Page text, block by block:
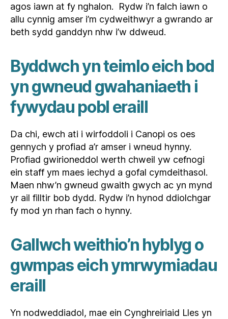
agos iawn at fy nghalon. Rydw i’n falch iawn o
allu cynnig amser i’m cydweithwyr a gwrando ar
beth sydd ganddyn nhw i’w ddweud.
Byddwch yn teimlo eich bod
yn gwneud gwahaniaeth i
fywydau pobl eraill
Da chi, ewch ati i wirfoddoli i Canopi os oes
gennych y profiad a’r amser i wneud hynny.
Profiad gwirioneddol werth chweil yw cefnogi
ein staff ym maes iechyd a gofal cymdeithasol.
Maen nhw’n gwneud gwaith gwych ac yn mynd
yr ail filltir bob dydd. Rydw i’n hynod ddiolchgar
fy mod yn rhan fach o hynny.
Gallwch weithio’n hyblyg o
gwmpas eich ymrwymiadau
eraill
Yn nodweddiadol, mae ein Cynghreiriaid Lles yn